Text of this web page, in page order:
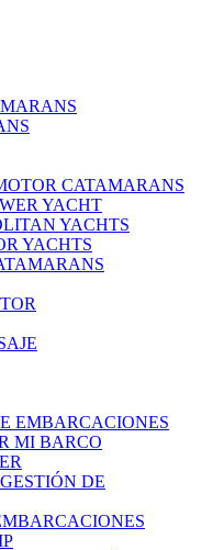
CATAMARANS
YACHT
YACHTS
YACHTS
EMBARCACIONES
MI BARCO
DE